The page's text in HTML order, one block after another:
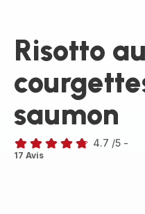
Risotto
saumon
ratings.4.7
4.7 /5 -
17 Avis